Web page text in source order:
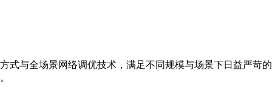
式与全场景网络调优技术，满足不同规模与场景下日益严苛